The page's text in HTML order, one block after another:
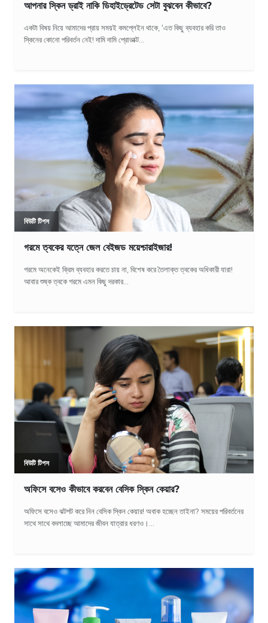
আপনার স্কিন ড্রাই নাকি ডিহাইড্রেটেড সেটা বুঝবেন কীভাবে?
একটা বিষয় নিয়ে আমাদের প্রায় সময়ই কমপ্লেইন থাকে, ‘এত কিছু ব্যবহার করি তাও
স্কিনের কোনো পরিবর্তন নেই! দামি দামি প্রোডাক্ট...
বিউটি টিপস
গরমে ত্বকের যত্নে জেল বেইজড ময়েশ্চারাইজার!
গরমে অনেকেই ক্রিম ব্যবহার করতে চায় না, বিশেষ করে তৈলাক্ত ত্বকের অধিকারী যারা!
আবার শুষ্ক ত্বকে গরমে এমন কিছু দরকার...
বিউটি টিপস
অফিসে বসেও কীভাবে করবেন বেসিক স্কিন কেয়ার?
অফিসে বসেও ঝটপট করে নিন বেসিক স্কিন কেয়ার! অবাক হচ্ছেন তাইনা? সময়ের পরিবর্তনের
সাথে সাথে বদলাচ্ছে আমাদের জীবন যাত্রার ধরণও।...